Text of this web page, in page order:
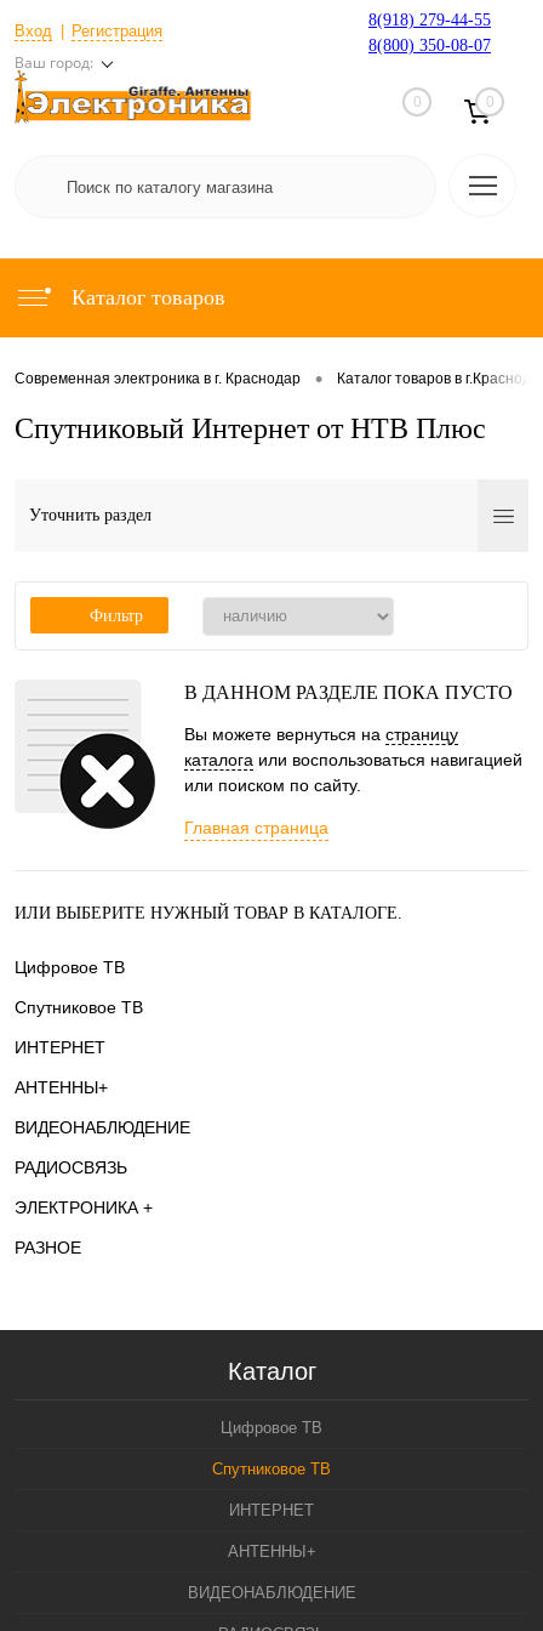
Вход Регистрация
Ваш город:
8(918) 279-44-55
8(800) 350-08-07
0 0
Каталог товаров
Современная электроника в г. Краснодар • Каталог товаров в
Спутниковый Интернет от НТВ Плюс
Уточнить раздел
Фильтр
В ДАННОМ РАЗДЕЛЕ ПОКА ПУСТО
Вы можете вернуться на страницу
каталога или воспользоваться навигацией
или поиском по сайту.
Главная страница
ИЛИ ВЫБЕРИТЕ НУЖНЫЙ ТОВАР В КАТАЛОГЕ.
Цифровое ТВ
Спутниковое ТВ
ИНТЕРНЕТ
АНТЕННЫ+
ВИДЕОНАБЛЮДЕНИЕ
РАДИОСВЯЗЬ
ЭЛЕКТРОНИКА +
РАЗНОЕ
Каталог
Цифровое ТВ
Спутниковое ТВ
ИНТЕРНЕТ
АНТЕННЫ+
ВИДЕОНАБЛЮДЕНИЕ